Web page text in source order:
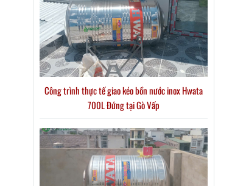
Công trình thực tế giao kéo bồn nước inox Hwata
700L Đứng tại Gò Vấp